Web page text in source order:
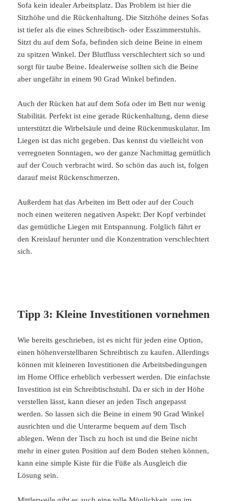
Sofa kein idealer Arbeitsplatz. Das Problem ist hier die
Sitzhöhe und die Rückenhaltung. Die Sitzhöhe deines Sofas
ist tiefer als die eines Schreibtisch- oder Esszimmerstuhls.
Sitzt du auf dem Sofa, befinden sich deine Beine in einem
zu spitzen Winkel. Der Blutfluss verschlechtert sich so und
sorgt für taube Beine. Idealerweise sollten sich die Beine
aber ungefähr in einem 90 Grad Winkel befinden.
Auch der Rücken hat auf dem Sofa oder im Bett nur wenig
Stabilität. Perfekt ist eine gerade Rückenhaltung, denn diese
unterstützt die Wirbelsäule und deine Rückenmuskulatur. Im
Liegen ist das nicht gegeben. Das kennst du vielleicht von
verregneten Sonntagen, wo der ganze Nachmittag gemütlich
auf der Couch verbracht wird. So schön das auch ist, folgen
darauf meist Rückenschmerzen.
Außerdem hat das Arbeiten im Bett oder auf der Couch
noch einen weiteren negativen Aspekt: Der Kopf verbindet
das gemütliche Liegen mit Entspannung. Folglich fährt er
den Kreislauf herunter und die Konzentration verschlechtert
sich.
Tipp 3: Kleine Investitionen vornehmen
Wie bereits geschrieben, ist es nicht für jeden eine Option,
einen höhenverstellbaren Schreibtisch zu kaufen. Allerdings
können mit kleineren Investitionen die Arbeitsbedingungen
im Home Office erheblich verbessert werden. Die einfachste
Investition ist ein Schreibtischstuhl. Da er sich in der Höhe
verstellen lässt, kann dieser an jeden Tisch angepasst
werden. So lassen sich die Beine in einem 90 Grad Winkel
ausrichten und die Unterarme bequem auf dem Tisch
ablegen. Wenn der Tisch zu hoch ist und die Beine nicht
mehr in einer guten Position auf dem Boden stehen können,
kann eine simple Kiste für die Füße als Ausgleich die
Lösung sein.